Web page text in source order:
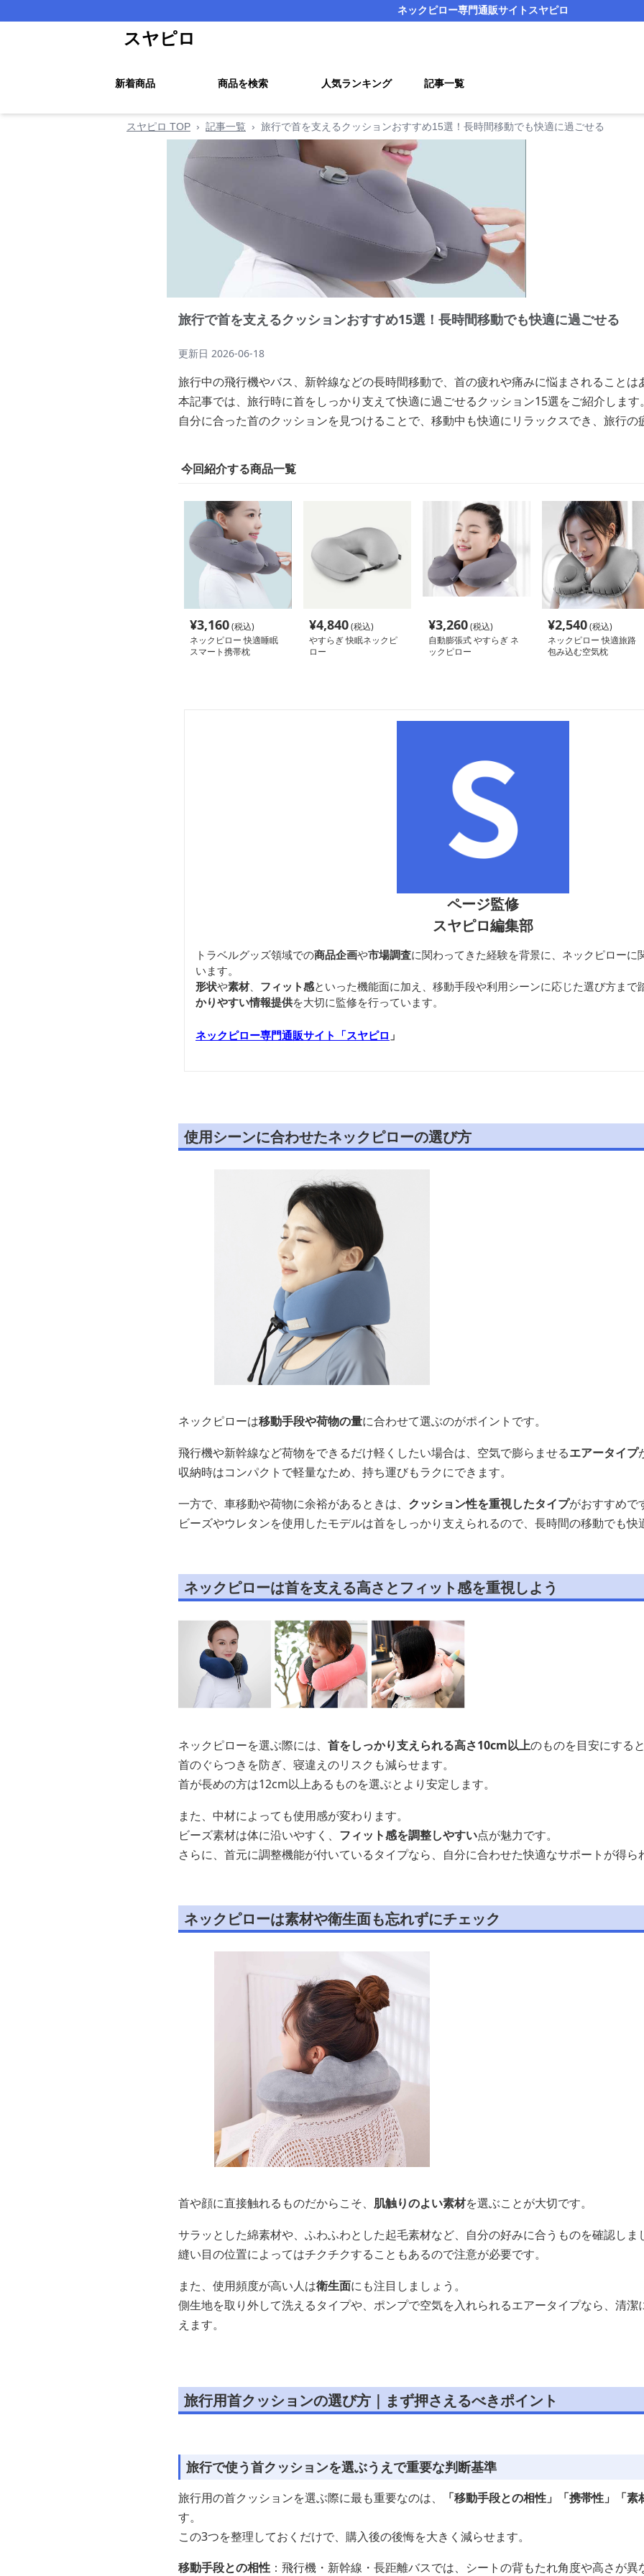
ネックピロー専門通販サイト スヤピロ
スヤピロ
新着商品 商品を検索 人気ランキング 記事一覧
スヤピロ TOP › 記事一覧 › 旅行で首を支えるクッションおすすめ15選！長時間移動でも快適に過ごせる
旅行で首を支えるクッションおすすめ15選！長時間移動でも快適に過ごせる
更新日 2026-06-18
旅行中の飛行機やバス、新幹線などの長時間移動で、首の疲れや痛みに悩まされることは
本記事では、旅行時に首をしっかり支えて快適に過ごせるクッション15選をご紹介します
自分に合った首のクッションを見つけることで、移動中も快適にリラックスでき、旅行
今回紹介する商品一覧
¥3,160(税込)
ネックピロー 快適睡眠
スマート携帯枕
¥4,840(税込)
やすらぎ 快眠ネックピ
ロー
¥3,260(税込)
自動膨張式 やすらぎ ネ
ックピロー
¥2,540(税込)
ネックピロー 快適旅路
包み込む空気枕
ページ監修
スヤピロ編集部
トラベルグッズ領域での商品企画や市場調査に関わってきた経験を背景に、ネックピローに
います。
形状や素材、 フィット感といった機能面に加え、移動手段や利用シーンに応じた選び方まで
かりやすい情報提供を大切に監修を行っています。
ネックピロー専門通販サイト「スヤピロ 」
使用シーンに合わせたネックピローの選び方
ネックピローは移動手段や荷物の量に合わせて選ぶのがポイントです。
飛行機や新幹線など荷物をできるだけ軽くしたい場合は、空気で膨らませるエアータイプ
収納時はコンパクトで軽量なため、持ち運びもラクにできます。
一方で、車移動や荷物に余裕があるときは、 クッション性を重視したタイプがおすすめで
ビーズやウレタンを使用したモデルは首をしっかり支えられるので、長時間の移動でも快
ネックピローは首を支える高さとフィット感を重視しよう
ネックピローを選ぶ際には、 首をしっかり支えられる高さ10cm以上のものを目安にする
首のぐらつきを防ぎ、寝違えのリスクも減らせます。
首が長めの方は12cm以上あるものを選ぶとより安定します。
また、中材によっても使用感が変わります。
ビーズ素材は体に沿いやすく、 フィット感を調整しやすい点が魅力です。
さらに、首元に調整機能が付いているタイプなら、自分に合わせた快適なサポートが得ら
ネックピローは素材や衛生面も忘れずにチェック
首や顔に直接触れるものだからこそ、 肌触りのよい素材を選ぶことが大切です。
サラッとした綿素材や、ふわふわとした起毛素材など、自分の好みに合うものを確認しま
縫い目の位置によってはチクチクすることもあるので注意が必要です。
また、使用頻度が高い人は衛生面にも注目しましょう。
側生地を取り外して洗えるタイプや、ポンプで空気を入れられるエアータイプなら、清
えます。
旅行用首クッションの選び方｜まず押さえるべきポイント
旅行で使う首クッションを選ぶうえで重要な判断基準
旅行用の首クッションを選ぶ際に最も重要なのは、
「移動手段との相性」「携帯性」「
す。
この3つを整理しておくだけで、購入後の後悔を大きく減らせます。
移動手段との相性 ：飛行機・新幹線・長距離バスでは、シートの背もたれ角度や高さが異